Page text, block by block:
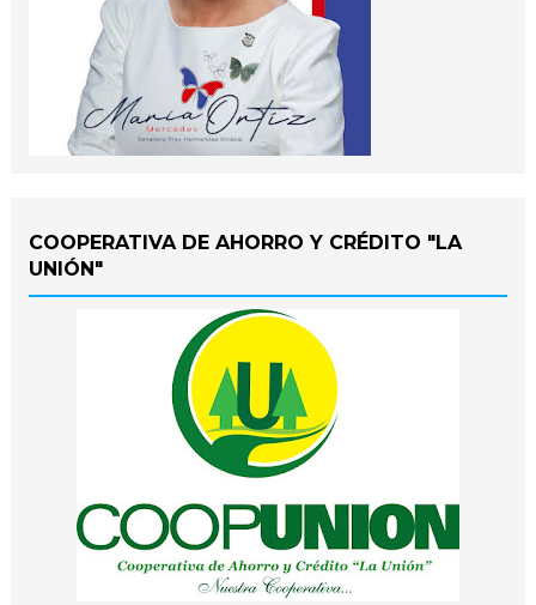
COOPERATIVA DE AHORRO Y CRÉDITO "LA
UNIÓN"